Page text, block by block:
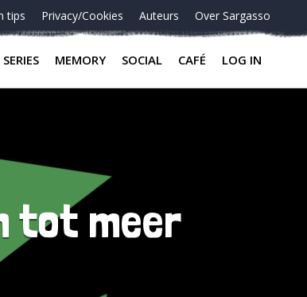
tips Privacy/Cookies Auteurs Over Sargasso
SERIES MEMORY SOCIAL CAFÉ LOG IN
tot meer